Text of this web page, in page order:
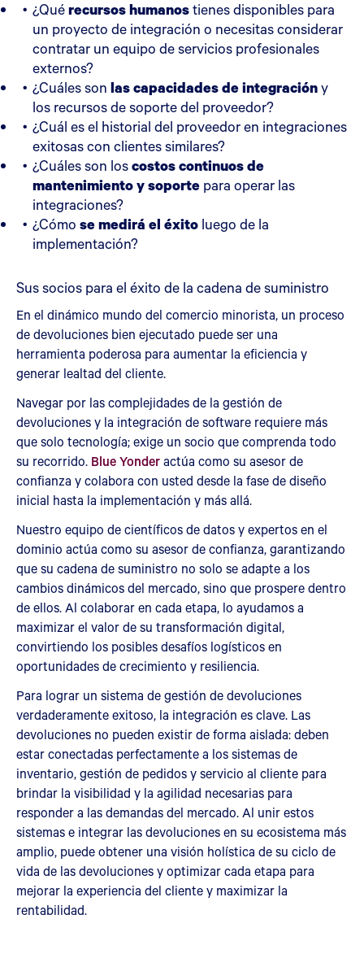
¿Quérecursos humanostienes disponibles para
un proyecto de integración o necesitas considerar
contratar un equipo de servicios profesionales
externos?
¿Cuáles son las capacidades de integracióny
los recursos de soporte del proveedor?
¿Cuál es el historial del proveedor en integraciones
exitosas con clientes similares?
¿Cuáles son loscostos continuos de
mantenimiento y soporte para operar las
integraciones?
¿Cómo se medirá el éxito luego de la
implementación?
Sus socios para el éxito de la cadena de suministro
En el dinámico mundo del comercio minorista, un proceso
de devoluciones bien ejecutado puede ser una
herramienta poderosa para aumentar la eficiencia y
generar lealtad del cliente.
Navegar por las complejidades de la gestión de
devoluciones y la integración de software requiere más
que solo tecnología; exige un socio que comprenda todo
su recorrido. Blue Yonderactúa como su asesor de
confianza y colabora con usted desde la fase de diseño
inicial hasta la implementación y más allá.
Nuestro equipo de científicos de datos y expertos en el
dominio actúa como su asesor de confianza, garantizando
que su cadena de suministro no solo se adapte a los
cambios dinámicos del mercado, sino que prospere dentro
de ellos. Al colaborar en cada etapa, lo ayudamos a
maximizar el valor de su transformación digital,
convirtiendo los posibles desafíos logísticos en
oportunidades de crecimiento y resiliencia.
Para lograr un sistema de gestión de devoluciones
verdaderamente exitoso, la integración es clave. Las
devoluciones no pueden existir de forma aislada: deben
estar conectadas perfectamente a los sistemas de
inventario, gestión de pedidos y servicio al cliente para
brindar la visibilidad y la agilidad necesarias para
responder a las demandas del mercado. Al unir estos
sistemas e integrar las devoluciones en su ecosistema más
amplio, puede obtener una visión holística de su ciclo de
vida de las devoluciones y optimizar cada etapa para
mejorar la experiencia del cliente y maximizar la
rentabilidad.